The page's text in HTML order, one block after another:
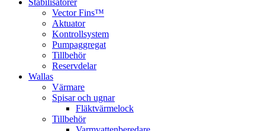
Stabilisatorer
Vector Fins™
Aktuator
Kontrollsystem
Pumpaggregat
Tillbehör
Reservdelar
Wallas
Värmare
Spisar och ugnar
Fläktvärmelock
Tillbehör